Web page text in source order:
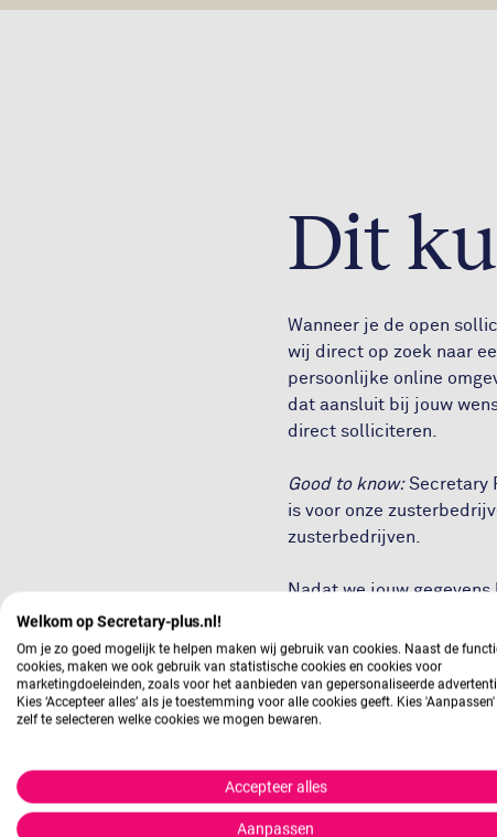
Dit
Wanneer je de open
wij direct op zoek naar
persoonlijke online
dat aansluit bij jouw
direct solliciteren.
Good to know:Secretary
is voor onze
zusterbedrijven.
Nadat we jouw
zoek naar passende
we zo spoedig mogelijk
01 Dien jouw
Welkom op Secretary-plus.nl!
Om je zo goed mogelijk te helpen maken wij gebruik van cookies. Naast de
cookies, maken we ook gebruik van statistische cookies en cookies voor
marketingdoeleinden, zoals voor het aanbieden van gepersonaliseerde
Kies ‘Accepteer alles’ als je toestemming voor alle cookies geeft. Kies
zelf te selecteren welke cookies we mogen bewaren.
Accepteer alles
Aanpassen